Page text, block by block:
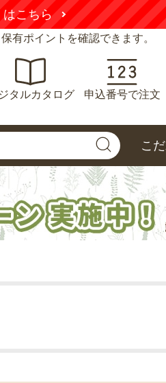
はこちら
有ポイントを確認できます。
タルカタログ 申込番号で注文
こ